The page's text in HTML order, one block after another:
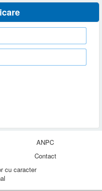
ANPC
Contact
cu caracter